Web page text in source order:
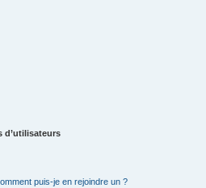
d’utilisateurs
puis-je en rejoindre un ?